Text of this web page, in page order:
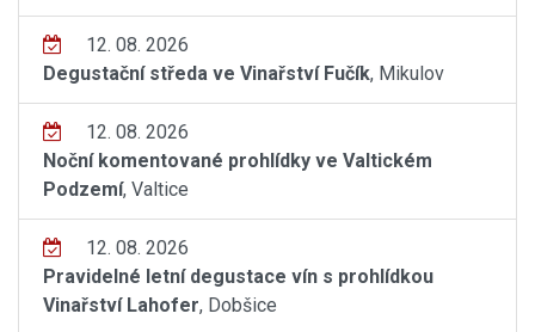
12. 08. 2026
Degustační středa ve Vinařství Fučík, Mikulov
12. 08. 2026
Noční komentované prohlídky ve Valtickém
Podzemí, Valtice
12. 08. 2026
Pravidelné letní degustace vín s prohlídkou
Vinařství Lahofer, Dobšice